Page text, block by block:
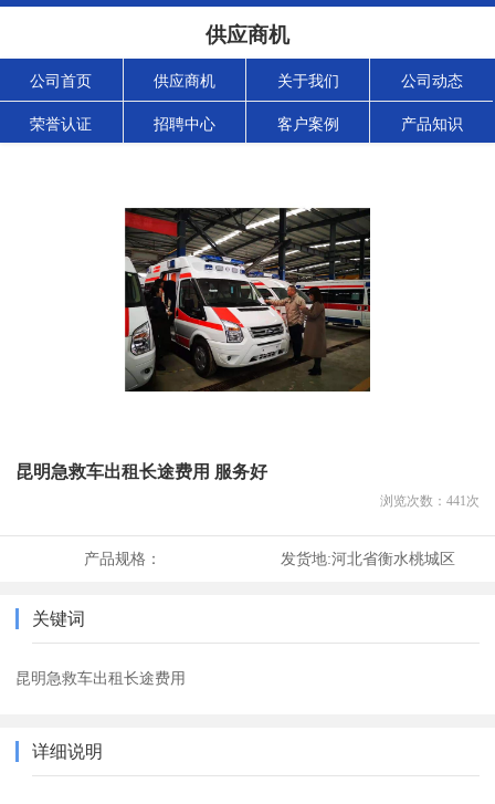
供应商机
公司首页 供应商机 关于我们 公司动态
荣誉认证 招聘中心 客户案例 产品知识
昆明急救车出租长途费用 服务好
浏览次数： 441次
产品规格： 发货地:河北省衡水桃城区
关键词
昆明急救车出租长途费用
详细说明